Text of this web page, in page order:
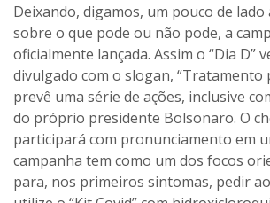
Deixando, digamos, um pouco de lado
sobre o que pode ou não pode, a
oficialmente lançada. Assim o “Dia D”
divulgado com o slogan, “Tratamento
prevê uma série de ações, inclusive
do próprio presidente Bolsonaro. O
participará com pronunciamento em
campanha tem como um dos focos
para, nos primeiros sintomas, pedir